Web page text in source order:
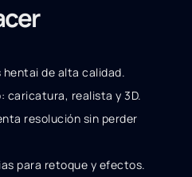
hentai de alta calidad.
caricatura, realista y 3D.
resolución sin perder
para retoque y efectos.